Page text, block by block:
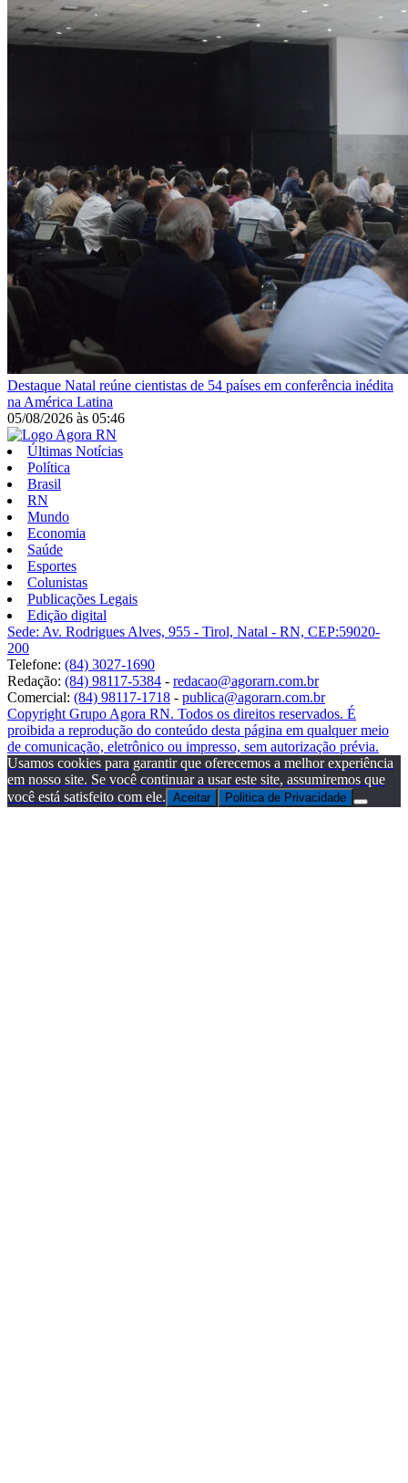
Destaque Natal reúne cientistas de 54 países em conferência inédita
na América Latina
05/08/2026 às 05:46
Últimas Notícias
Política
Brasil
RN
Mundo
Economia
Saúde
Esportes
Colunistas
Publicações Legais
Edição digital
Sede: Av. Rodrigues Alves, 955 - Tirol, Natal - RN, CEP:59020-
200
Telefone: (84) 3027-1690
Redação: (84) 98117-5384 - redacao@agorarn.com.br
Comercial: (84) 98117-1718 - publica@agorarn.com.br
Copyright Grupo Agora RN. Todos os direitos reservados. É
proibida a reprodução do conteúdo desta página em qualquer meio
de comunicação, eletrônico ou impresso, sem autorização prévia.
Usamos cookies para garantir que oferecemos a melhor experiência
em nosso site. Se você continuar a usar este site, assumiremos que
você está satisfeito com ele. Aceitar Politica de Privacidade